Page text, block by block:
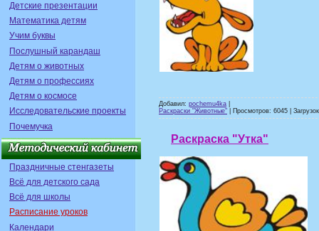
Детские презентации
Математика детям
Учим буквы
Послушный карандаш
Детям о животных
Детям о профессиях
Детям о космосе
Исследовательские проекты
Почемучка
Праздничные стенгазеты
Всё для детского сада
Всё для школы
Расписание уроков
Календари
Добавил: pochemu4ka
Раскраски "Животные" | Просмотров: 6045 |
Раскраска "Утка"